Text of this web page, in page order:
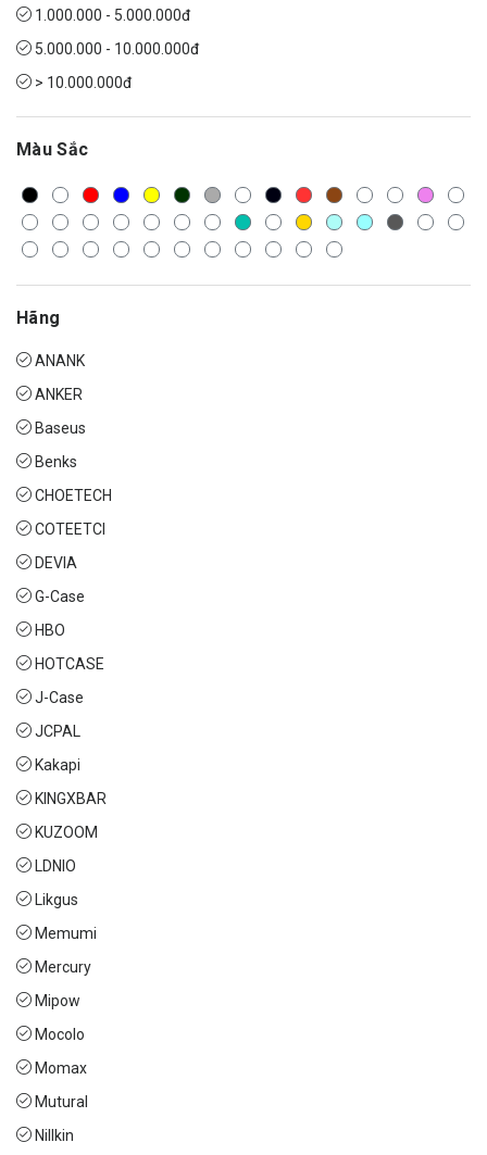
1.000.000 - 5.000.000đ
5.000.000 - 10.000.000đ
> 10.000.000đ
Màu Sắc
Hãng
ANANK
ANKER
Baseus
Benks
CHOETECH
COTEETCI
DEVIA
G-Case
HBO
HOTCASE
J-Case
JCPAL
Kakapi
KINGXBAR
KUZOOM
LDNIO
Likgus
Memumi
Mercury
Mipow
Mocolo
Momax
Mutural
Nillkin